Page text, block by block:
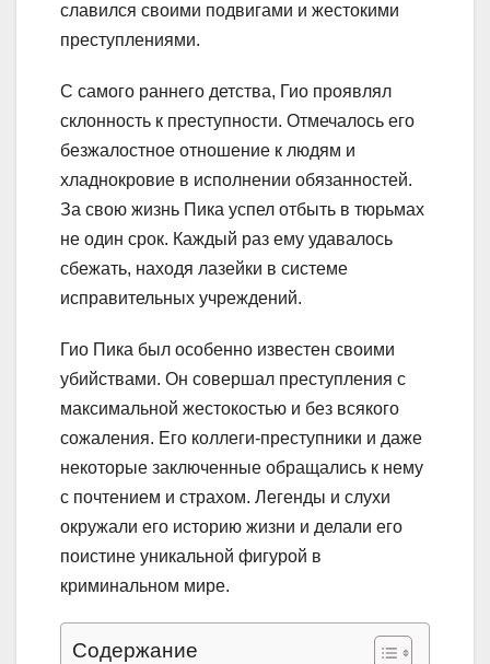
славился своими подвигами и жестокими
преступлениями.
С самого раннего детства, Гио проявлял
склонность к преступности. Отмечалось его
безжалостное отношение к людям и
хладнокровие в исполнении обязанностей.
За свою жизнь Пика успел отбыть в тюрьмах
не один срок. Каждый раз ему удавалось
сбежать, находя лазейки в системе
исправительных учреждений.
Гио Пика был особенно известен своими
убийствами. Он совершал преступления с
максимальной жестокостью и без всякого
сожаления. Его коллеги-преступники и даже
некоторые заключенные обращались к нему
с почтением и страхом. Легенды и слухи
окружали его историю жизни и делали его
поистине уникальной фигурой в
криминальном мире.
Содержание